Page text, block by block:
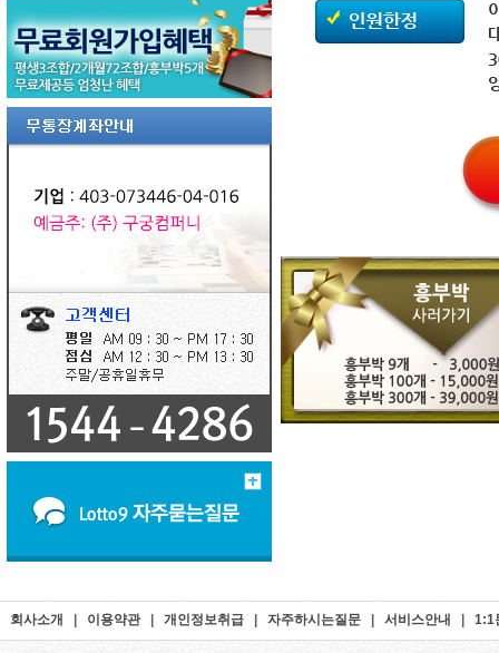
회사소개 이용약관| 개인정보취급 자주하시는질문 서비스안내 1:1